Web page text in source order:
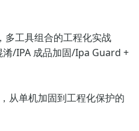
工具组合的工程化实战
淆/IPA 成品加固/Ipa Guard +
从单机加固到工程化保护的